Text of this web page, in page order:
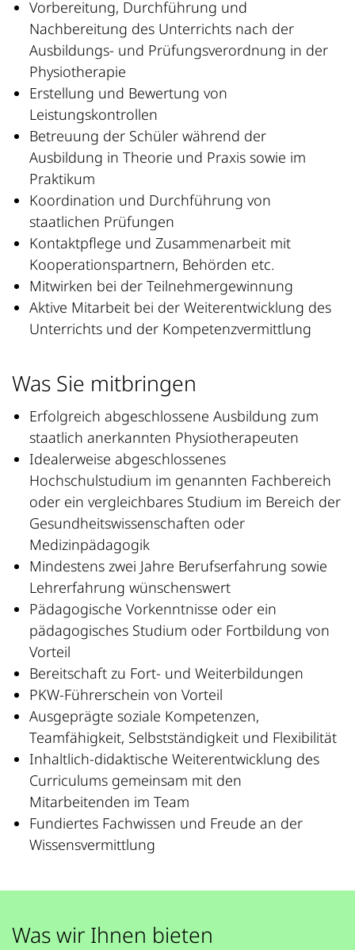
Vorbereitung, Durchführung und
Nachbereitung des Unterrichts nach der
Ausbildungs- und Prüfungsverordnung in der
Physiotherapie
Erstellung und Bewertung von
Leistungskontrollen
Betreuung der Schüler während der
Ausbildung in Theorie und Praxis sowie im
Praktikum
Koordination und Durchführung von
staatlichen Prüfungen
Kontaktpflege und Zusammenarbeit mit
Kooperationspartnern, Behörden etc.
Mitwirken bei der Teilnehmergewinnung
Aktive Mitarbeit bei der Weiterentwicklung des
Unterrichts und der Kompetenzvermittlung
Was Sie mitbringen
Erfolgreich abgeschlossene Ausbildung zum
staatlich anerkannten Physiotherapeuten
Idealerweise abgeschlossenes
Hochschulstudium im genannten Fachbereich
oder ein vergleichbares Studium im Bereich der
Gesundheitswissenschaften oder
Medizinpädagogik
Mindestens zwei Jahre Berufserfahrung sowie
Lehrerfahrung wünschenswert
Pädagogische Vorkenntnisse oder ein
pädagogisches Studium oder Fortbildung von
Vorteil
Bereitschaft zu Fort- und Weiterbildungen
PKW-Führerschein von Vorteil
Ausgeprägte soziale Kompetenzen,
Teamfähigkeit, Selbstständigkeit und Flexibilität
Inhaltlich-didaktische Weiterentwicklung des
Curriculums gemeinsam mit den
Mitarbeitenden im Team
Fundiertes Fachwissen und Freude an der
Wissensvermittlung
Was wir Ihnen bieten